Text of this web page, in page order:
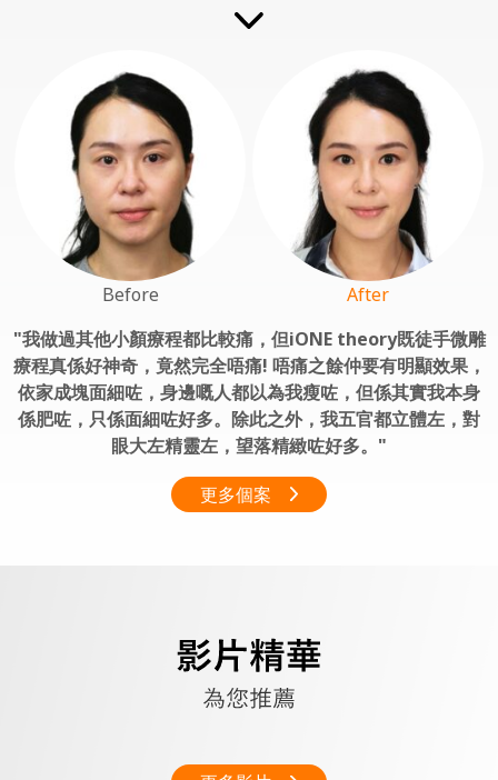
Before
After
我做過其他小顏療程都比較痛，但iONE theory既徒手微雕
療程真係好神奇，竟然完全唔痛! 唔痛之餘仲要有明顯效果，
依家成塊面細咗，身邊嘅人都以為我瘦咗，但係其實我本身
係肥咗，只係面細咗好多。除此之外，我五官都立體左，對
眼大左精靈左，望落精緻咗好多。
更多個案